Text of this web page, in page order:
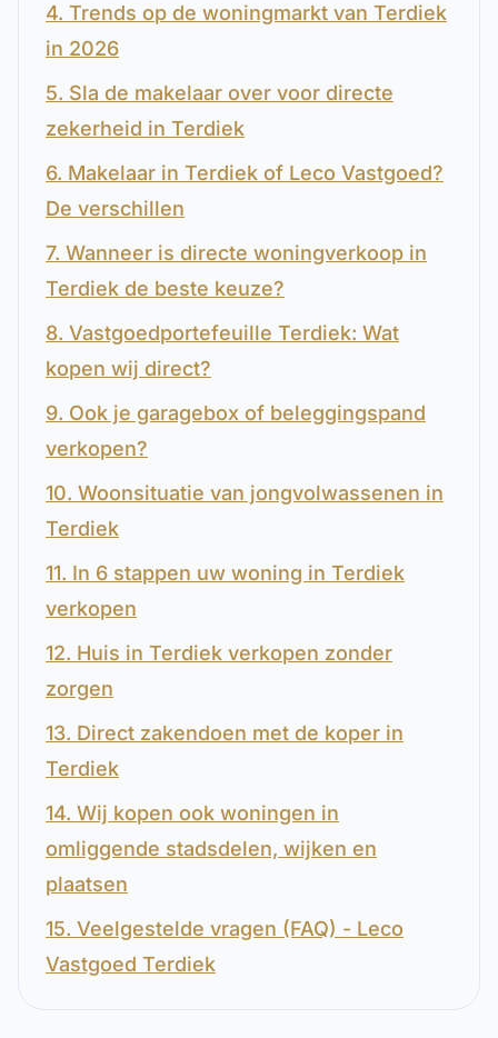
4. Trends op de woningmarkt van Terdiek
in 2026
5. Sla de makelaar over voor directe
zekerheid in Terdiek
6. Makelaar in Terdiek of Leco Vastgoed?
De verschillen
7. Wanneer is directe woningverkoop in
Terdiek de beste keuze?
8. Vastgoedportefeuille Terdiek: Wat
kopen wij direct?
9. Ook je garagebox of beleggingspand
verkopen?
10. Woonsituatie van jongvolwassenen in
Terdiek
11. In 6 stappen uw woning in Terdiek
verkopen
12. Huis in Terdiek verkopen zonder
zorgen
13. Direct zakendoen met de koper in
Terdiek
14. Wij kopen ook woningen in
omliggende stadsdelen, wijken en
plaatsen
15. Veelgestelde vragen (FAQ) - Leco
Vastgoed Terdiek